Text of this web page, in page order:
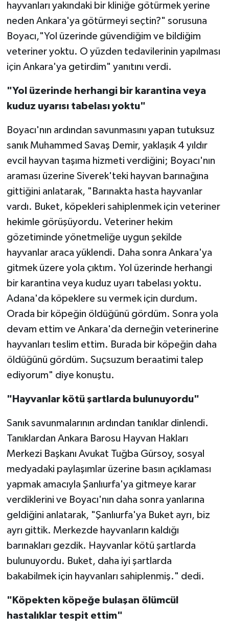
hayvanları yakındaki bir kliniğe götürmek yerine
neden Ankara'ya götürmeyi seçtin?" sorusuna
Boyacı,"Yol üzerinde güvendiğim ve bildiğim
veteriner yoktu. O yüzden tedavilerinin yapılması
için Ankara'ya getirdim" yanıtını verdi.
"Yol üzerinde herhangi bir karantina veya
kuduz uyarısı tabelası yoktu"
Boyacı'nın ardından savunmasını yapan tutuksuz
sanık Muhammed Savaş Demir, yaklaşık 4 yıldır
evcil hayvan taşıma hizmeti verdiğini; Boyacı'nın
araması üzerine Siverek'teki hayvan barınağına
gittiğini anlatarak, "Barınakta hasta hayvanlar
vardı. Buket, köpekleri sahiplenmek için veteriner
hekimle görüşüyordu. Veteriner hekim
gözetiminde yönetmeliğe uygun şekilde
hayvanlar araca yüklendi. Daha sonra Ankara'ya
gitmek üzere yola çıktım. Yol üzerinde herhangi
bir karantina veya kuduz uyarı tabelası yoktu.
Adana'da köpeklere su vermek için durdum.
Orada bir köpeğin öldüğünü gördüm. Sonra yola
devam ettim ve Ankara'da derneğin veterinerine
hayvanları teslim ettim. Burada bir köpeğin daha
öldüğünü gördüm. Suçsuzum beraatimi talep
ediyorum" diye konuştu.
"Hayvanlar kötü şartlarda bulunuyordu"
Sanık savunmalarının ardından tanıklar dinlendi.
Tanıklardan Ankara Barosu Hayvan Hakları
Merkezi Başkanı Avukat Tuğba Gürsoy, sosyal
medyadaki paylaşımlar üzerine basın açıklaması
yapmak amacıyla Şanlıurfa'ya gitmeye karar
verdiklerini ve Boyacı'nın daha sonra yanlarına
geldiğini anlatarak, "Şanlıurfa'ya Buket ayrı, biz
ayrı gittik. Merkezde hayvanların kaldığı
barınakları gezdik. Hayvanlar kötü şartlarda
bulunuyordu. Buket, daha iyi şartlarda
bakabilmek için hayvanları sahiplenmiş." dedi.
"Köpekten köpeğe bulaşan ölümcül
hastalıklar tespit ettim"